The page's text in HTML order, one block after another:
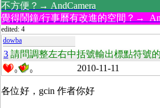
不方便？→ AndCamera
覺得鬧鐘/行事曆有改進的空間？→
edited: 4
dowba
3 請問調整左右中括號輸出標點符號
0 0 2010-11-11
各位好，gcin 作者你好